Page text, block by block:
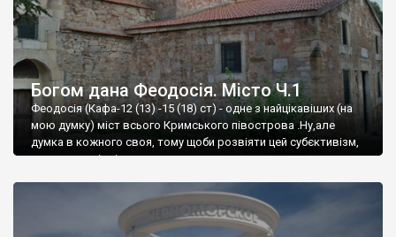
Богом дана Феодосія. Місто Ч.1
Феодосія (Кафа-12 (13) -15 (18) ст) - одне з найцікавіших (на
мою думку) міст всього Кримського півострова .Ну,але
думка в кожного своя, тому щоби розвіяти цей субєктивізм,
запрошую відвідати це